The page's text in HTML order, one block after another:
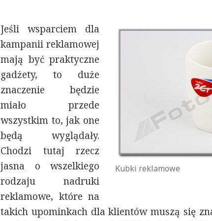
Kubki reklamowe
Jeśli wsparciem dla
kampanii reklamowej
mają być praktyczne
gadżety, to duże
znaczenie będzie
miało przede
wszystkim to, jak one
będą wyglądały.
Chodzi tutaj rzecz
jasna o wszelkiego
rodzaju nadruki
reklamowe, które na
takich upominkach dla klientów muszą się